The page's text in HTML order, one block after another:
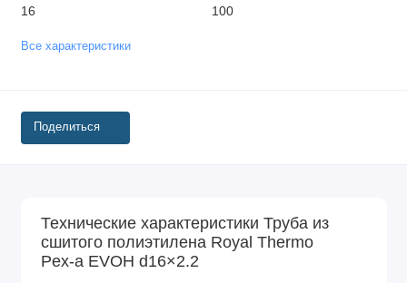
16 100
Все характеристики
Поделиться
Технические характеристики Труба из
сшитого полиэтилена Royal Thermo
Pex-a EVOH d16×2.2